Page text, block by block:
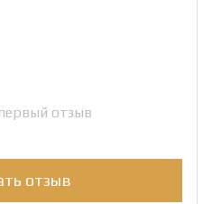
отзыв
отзыв